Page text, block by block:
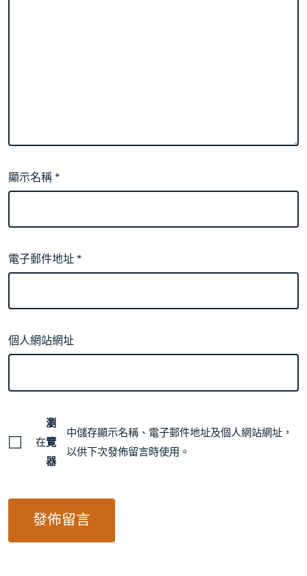
顯示名稱*
電子郵件地址*
個人網站網址
在
瀏
覽
器
中儲存顯示名稱、電子郵件地址及個人網站網址，
以供下次發佈留言時使用。